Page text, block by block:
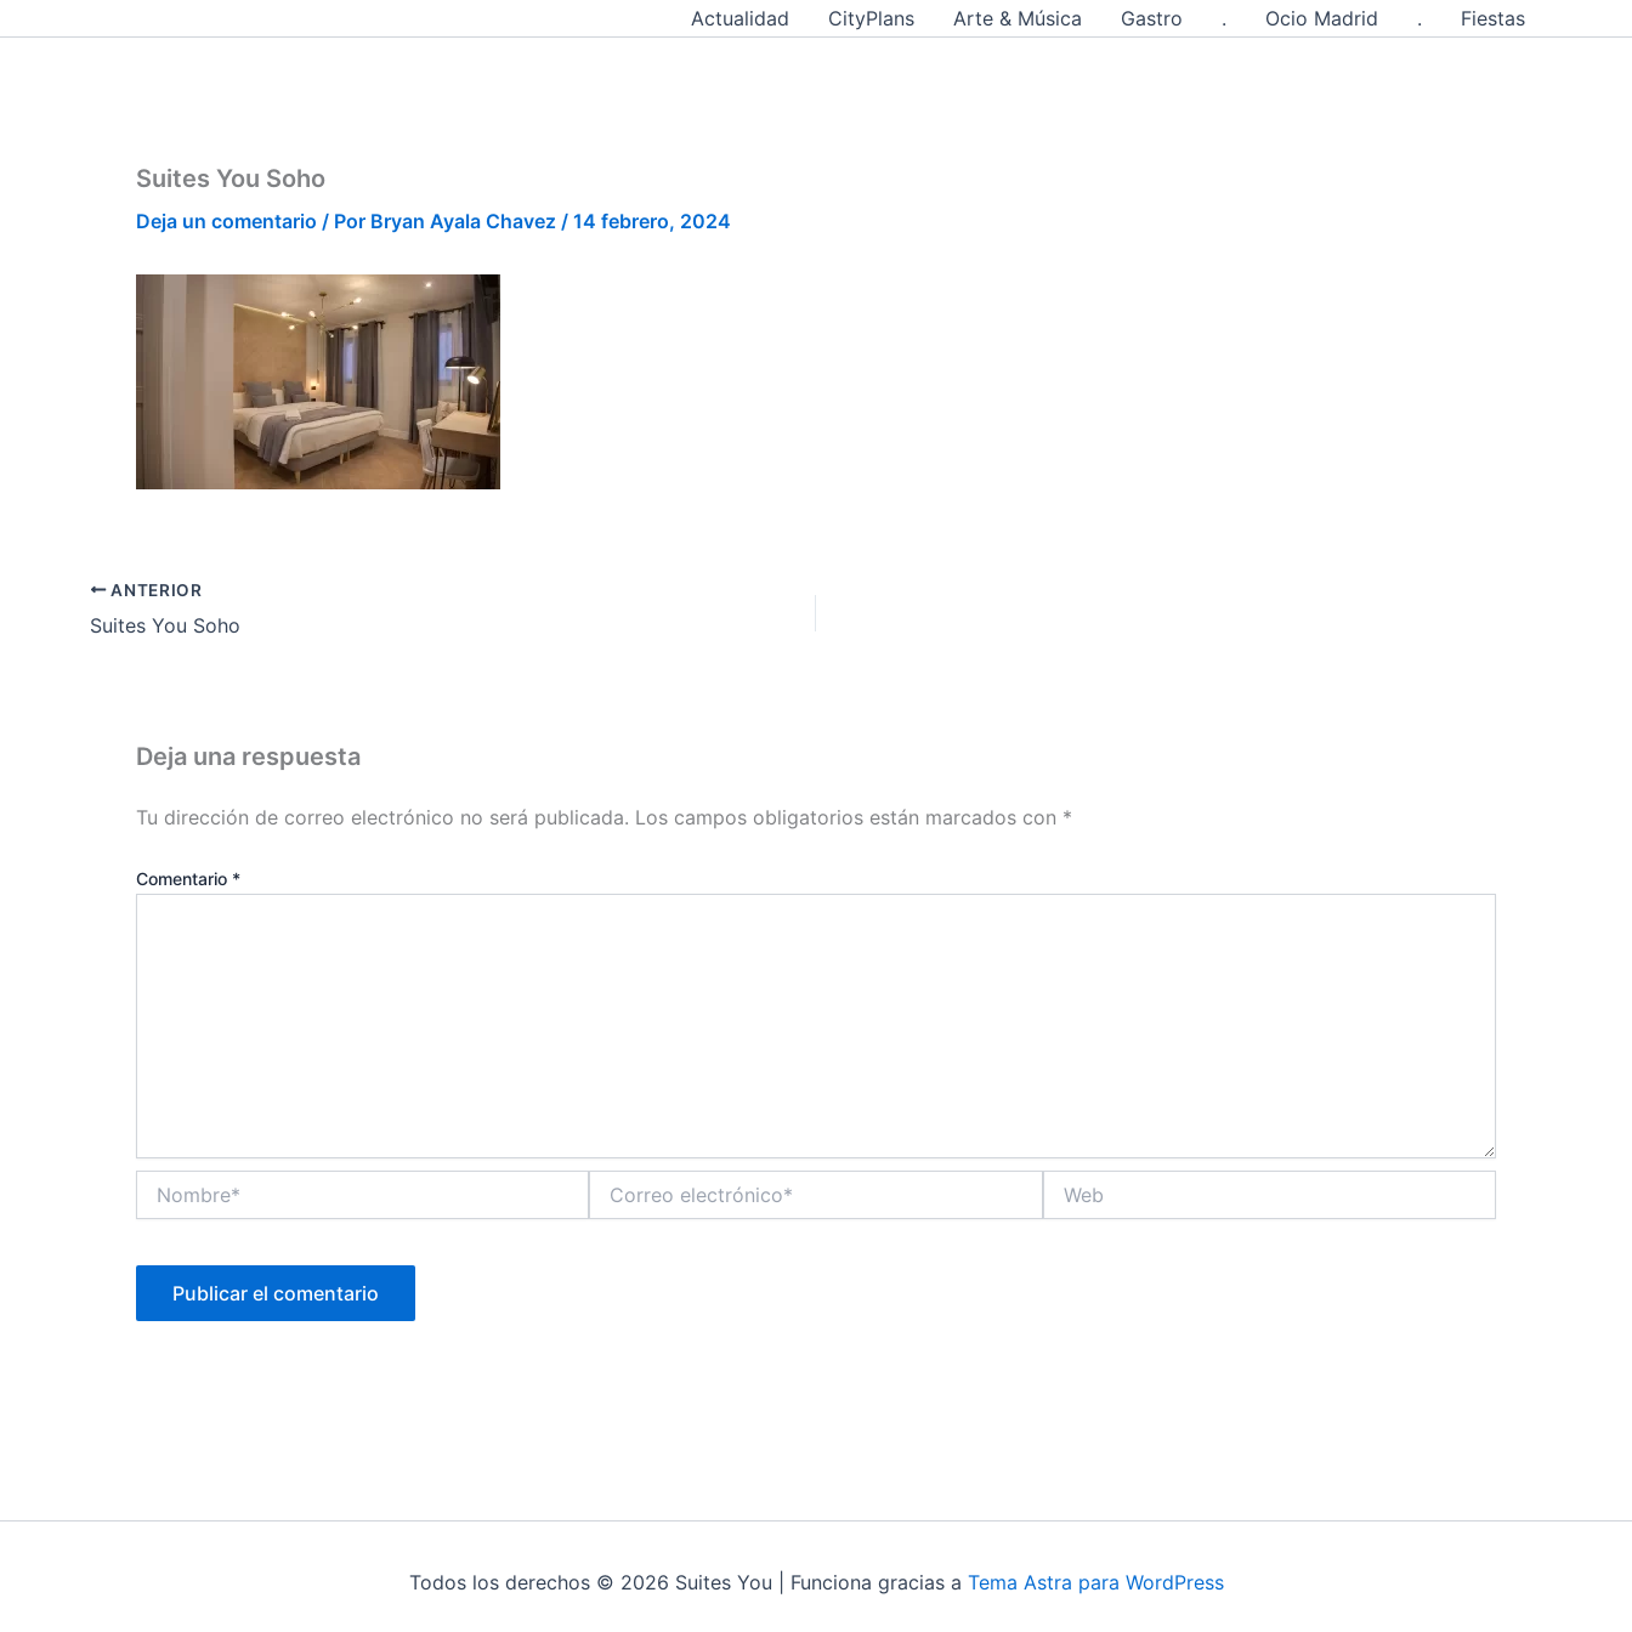
Actualidad CityPlans Arte & Música Gastro . Ocio Madrid . Fiestas
Suites You Soho
Deja un comentario / Por Bryan Ayala Chavez / 14 febrero, 2024
ANTERIOR
Suites You Soho
Deja una respuesta
Tu dirección de correo electrónico no será publicada. Los campos obligatorios están marcados con *
Comentario *
electrónico*
Todos los derechos © 2026 Suites You | Funciona gracias a Tema Astra para WordPress